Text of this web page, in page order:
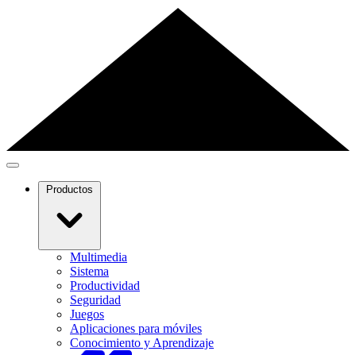
Productos
Multimedia
Sistema
Productividad
Seguridad
Juegos
Aplicaciones para móviles
Conocimiento y Aprendizaje